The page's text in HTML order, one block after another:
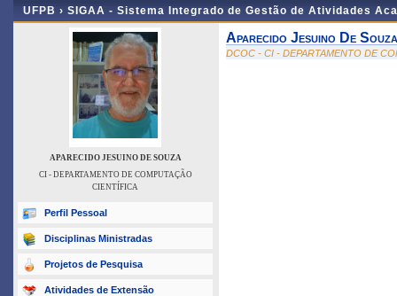
UFPB › SIGAA - Sistema Integrado de Gestão de Atividades
APARECIDO JESUINO DE SOUZA
CI - DEPARTAMENTO DE COMPUTAÇÃO
CIENTÍFICA
Perfil Pessoal
Disciplinas Ministradas
Projetos de Pesquisa
Atividades de Extensão
Aparecido Jesuino De Souza
DCOC - CI - DEPARTAMENTO DE